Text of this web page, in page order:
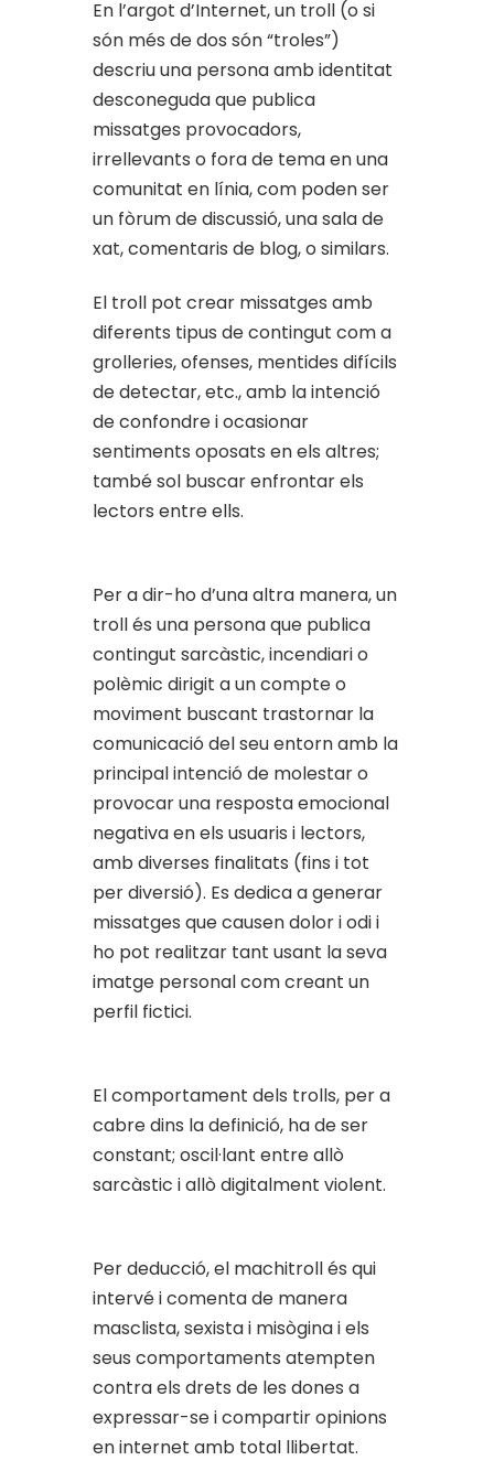
En l’argot d’Internet, un troll (o si
són més de dos són “troles”)
descriu una persona amb identitat
desconeguda que publica
missatges provocadors,
irrellevants o fora de tema en una
comunitat en línia, com poden ser
un fòrum de discussió, una sala de
xat, comentaris de blog, o similars.
El troll pot crear missatges amb
diferents tipus de contingut com a
grolleries, ofenses, mentides difícils
de detectar, etc., amb la intenció
de confondre i ocasionar
sentiments oposats en els altres;
també sol buscar enfrontar els
lectors entre ells.
Per a dir-ho d’una altra manera, un
troll és una persona que publica
contingut sarcàstic, incendiari o
polèmic dirigit a un compte o
moviment buscant trastornar la
comunicació del seu entorn amb la
principal intenció de molestar o
provocar una resposta emocional
negativa en els usuaris i lectors,
amb diverses finalitats (fins i tot
per diversió). Es dedica a generar
missatges que causen dolor i odi i
ho pot realitzar tant usant la seva
imatge personal com creant un
perfil fictici.
El comportament dels trolls, per a
cabre dins la definició, ha de ser
constant; oscil·lant entre allò
sarcàstic i allò digitalment violent.
Per deducció, el machitroll és qui
intervé i comenta de manera
masclista, sexista i misògina i els
seus comportaments atempten
contra els drets de les dones a
expressar-se i compartir opinions
en internet amb total llibertat.